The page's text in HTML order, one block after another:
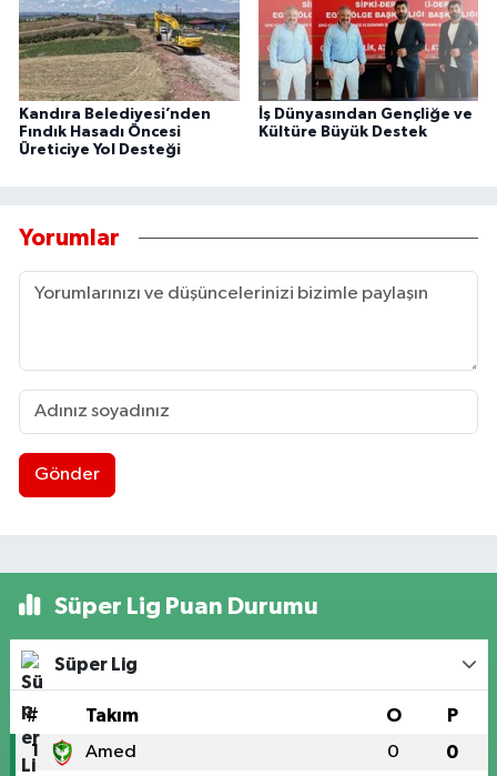
Kandıra Belediyesi’nden
Fındık Hasadı Öncesi
Üreticiye Yol Desteği
İş Dünyasından Gençliğe ve
Kültüre Büyük Destek
Yorumlar
Gönder
Süper Lig Puan Durumu
Süper Lig
# Takım O P
1 Amed 0 0